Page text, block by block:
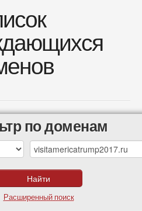
по доменам
Расширенный поиск